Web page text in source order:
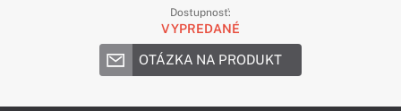
Dostupnosť:
VYPREDANÉ
OTÁZKA NA PRODUKT